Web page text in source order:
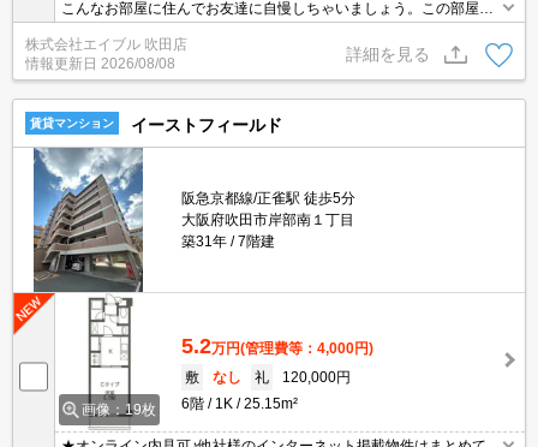
こんなお部屋に住んでお友達に自慢しちゃいましょう。この部屋で
一人暮らしをEnjoy。
株式会社エイブル 吹田店
情報更新日 2026/08/08
詳細を見る
賃貸マンション イーストフィールド
阪急京都線/正雀駅 徒歩5分
大阪府吹田市岸部南１丁目
築31年
7階建
画像：19枚
5.2万円(管理費等：4,000円)
敷
なし 礼
120,000円
6階
1K 25.15m²